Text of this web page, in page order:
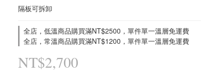
隔板可拆卸
全店，低溫商品購買滿NT$2500，單件單一溫層免運費
全店，常溫商品購買滿NT$1200，單件單一溫層免運費
NT$2,700